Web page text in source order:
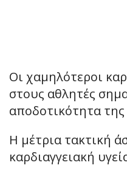
Οι χαμηλότεροι
στους αθλητές
αποδοτικότητα της
Η μέτρια τακτική
καρδιαγγειακή